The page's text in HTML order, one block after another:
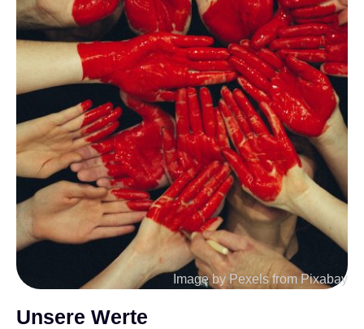
Unsere Werte
Image by Pexels from Pixabay